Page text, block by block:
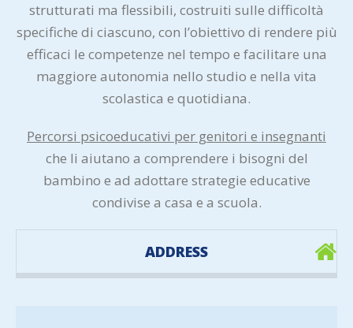
strutturati ma flessibili, costruiti sulle difficoltà
specifiche di ciascuno, con l’obiettivo di rendere più
efficaci le competenze nel tempo e facilitare una
maggiore autonomia nello studio e nella vita
scolastica e quotidiana.
Percorsi psicoeducativi per genitori e insegnanti
che li aiutano a comprendere i bisogni del
bambino e ad adottare strategie educative
condivise a casa e a scuola.
ADDRESS